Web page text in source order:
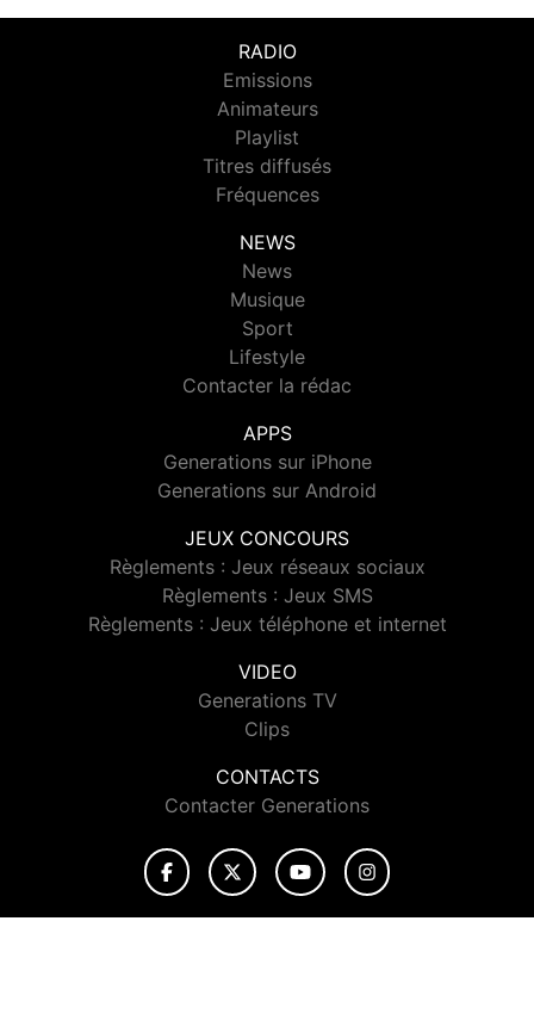
RADIO
Emissions
Animateurs
Playlist
Titres diffusés
Fréquences
NEWS
News
Musique
Sport
Lifestyle
Contacter la rédac
APPS
Generations sur iPhone
Generations sur Android
JEUX CONCOURS
Règlements : Jeux réseaux sociaux
Règlements : Jeux SMS
Règlements : Jeux téléphone et internet
VIDEO
Generations TV
Clips
CONTACTS
Contacter Generations